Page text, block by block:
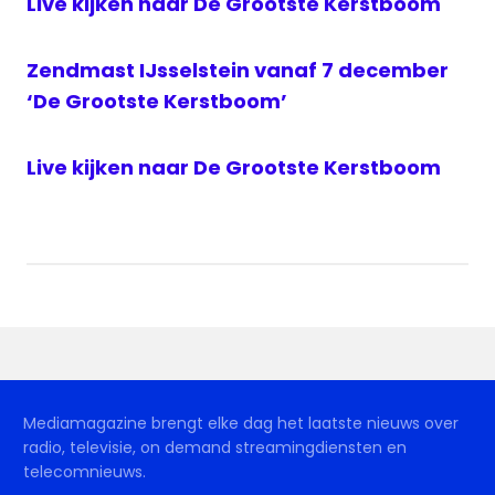
Zendmast IJsselstein vanaf 7 december
‘De Grootste Kerstboom’
Live kijken naar De Grootste Kerstboom
Mediamagazine brengt elke dag het laatste nieuws over
radio, televisie, on demand streamingdiensten en
telecomnieuws.